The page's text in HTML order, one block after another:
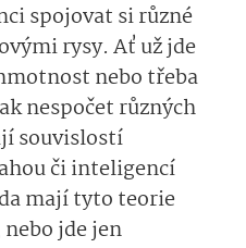
spojovat si různé
rysy. Ať už jde
nebo třeba
nespočet různých
souvislostí
či inteligencí
mají tyto teorie
jde jen